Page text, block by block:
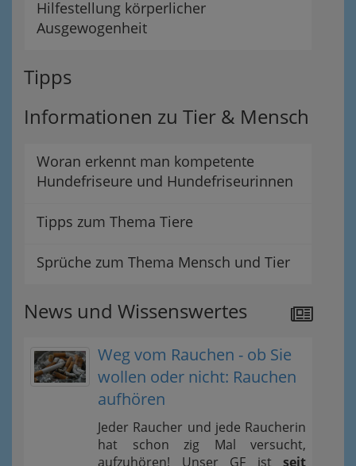
Hilfestellung körperlicher
Ausgewogenheit
Tipps
Informationen zu Tier & Mensch
Woran erkennt man kompetente
Hundefriseure und Hundefriseurinnen
Tipps zum Thema Tiere
Sprüche zum Thema Mensch und Tier
News und Wissenswertes
Weg vom Rauchen - ob Sie
wollen oder nicht: Rauchen
aufhören
Jeder Raucher und jede Raucherin
hat schon zig Mal versucht,
aufzuhören! Unser GF ist seit